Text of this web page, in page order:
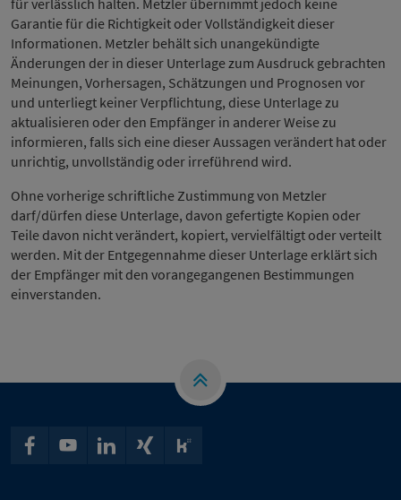
für verlässlich halten. Metzler übernimmt jedoch keine
Garantie für die Richtigkeit oder Vollständigkeit dieser
Informationen. Metzler behält sich unangekündigte
Änderungen der in dieser Unterlage zum Ausdruck gebrachten
Meinungen, Vorhersagen, Schätzungen und Prognosen vor
und unterliegt keiner Verpflichtung, diese Unterlage zu
aktualisieren oder den Empfänger in anderer Weise zu
informieren, falls sich eine dieser Aussagen verändert hat oder
unrichtig, unvollständig oder irreführend wird.
Ohne vorherige schriftliche Zustimmung von Metzler
darf/dürfen diese Unterlage, davon gefertigte Kopien oder
Teile davon nicht verändert, kopiert, vervielfältigt oder verteilt
werden. Mit der Entgegennahme dieser Unterlage erklärt sich
der Empfänger mit den vorangegangenen Bestimmungen
einverstanden.